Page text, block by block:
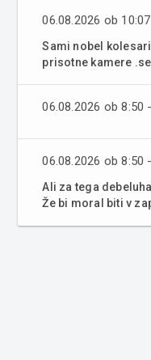
06.08.2026 ob
Sami nobel
prisotne kamere
06.08.2026 ob 8:50
06.08.2026 ob 8:50
Ali za tega
Že bi moral biti v